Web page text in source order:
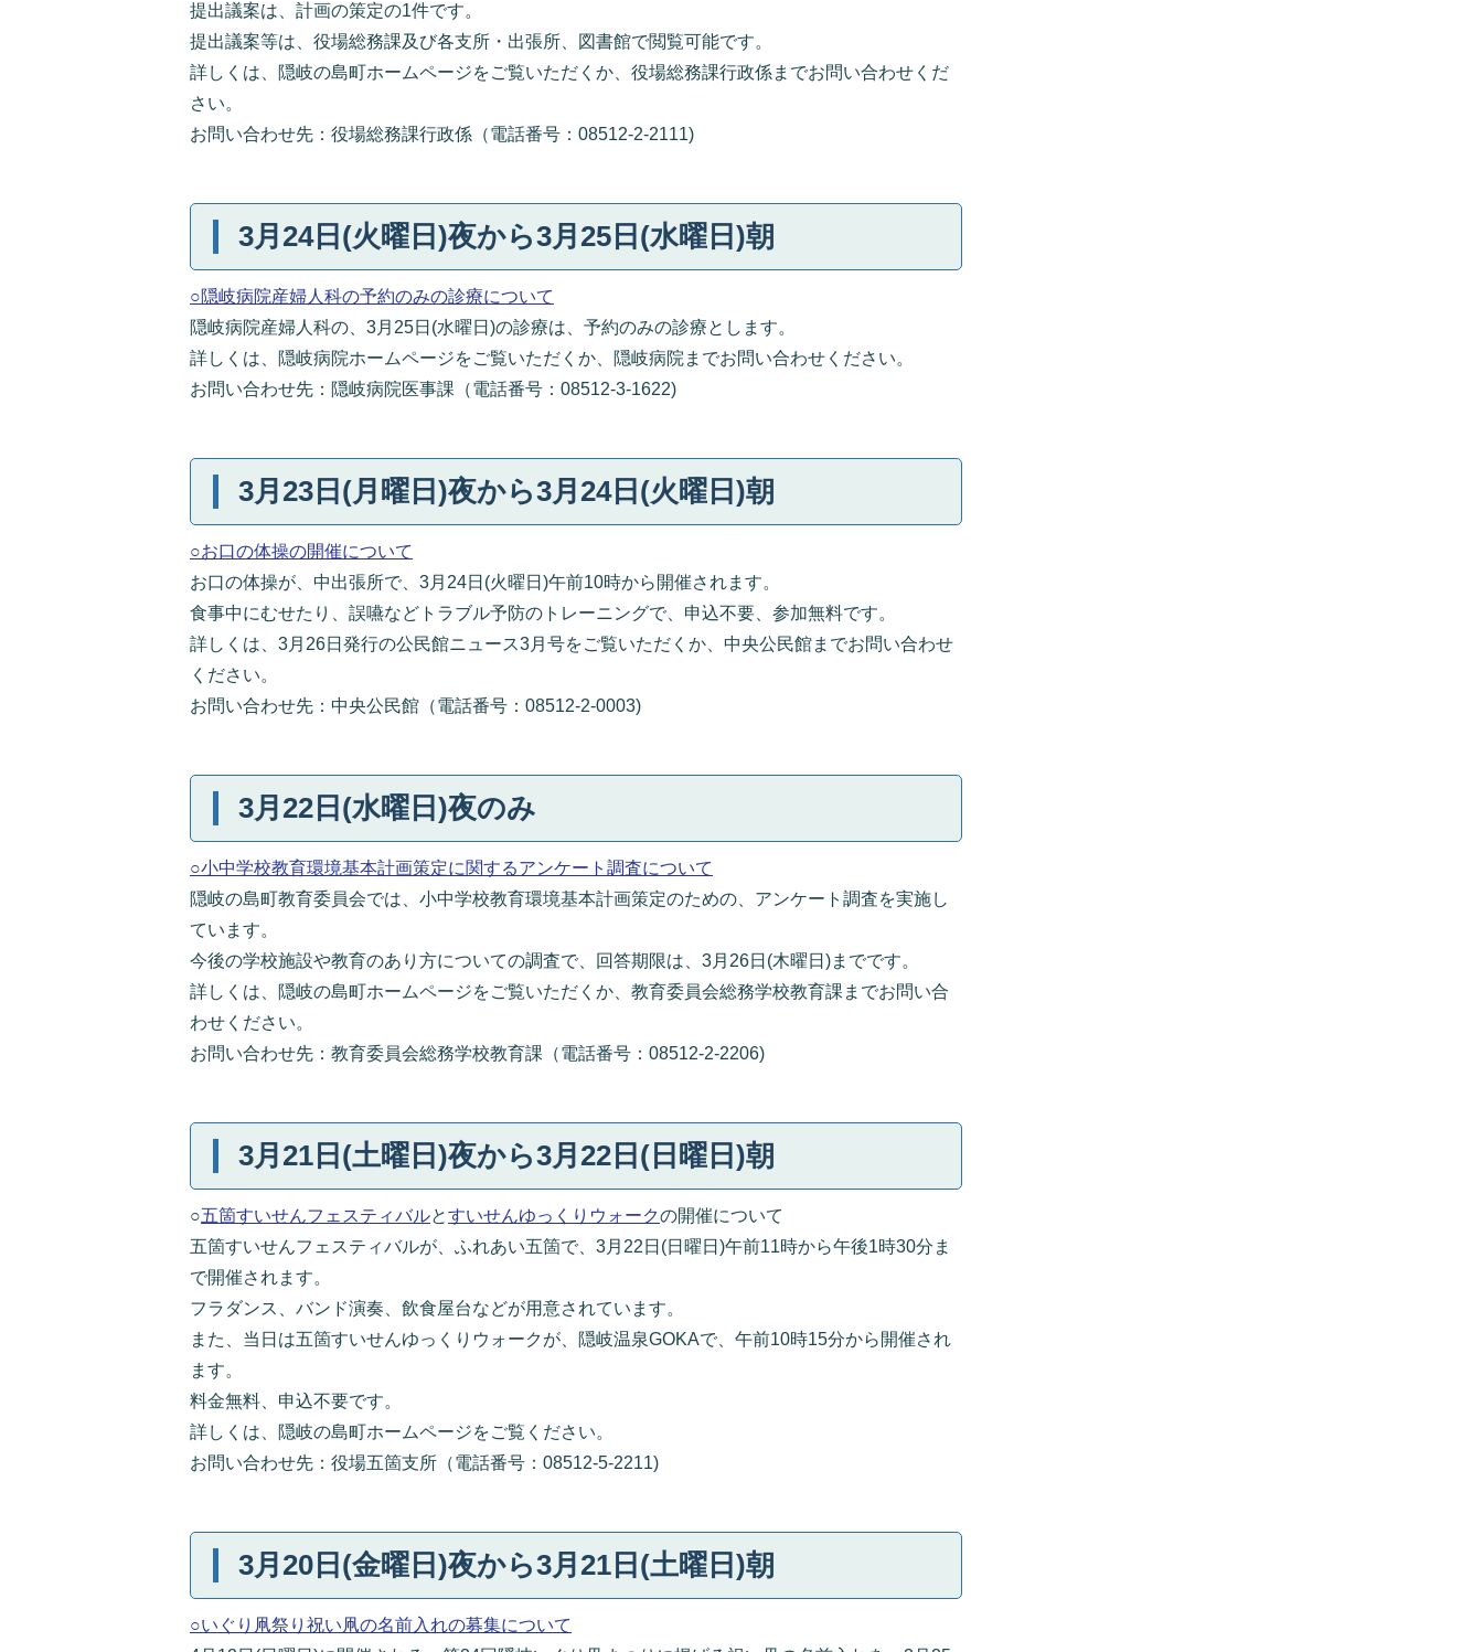
提出議案は、計画の策定の1件です。
提出議案等は、役場総務課及び各支所・出張所、図書館で閲覧可能です。
詳しくは、隠岐の島町ホームページをご覧いただくか、役場総務課行政係までお問い合わせくだ
さい。
お問い合わせ先：役場総務課行政係（電話番号：08512-2-2111)
3月24日(火曜日)夜から3月25日(水曜日)朝
○隠岐病院産婦人科の予約のみの診療について
隠岐病院産婦人科の、3月25日(水曜日)の診療は、予約のみの診療とします。
詳しくは、隠岐病院ホームページをご覧いただくか、隠岐病院までお問い合わせください。
お問い合わせ先：隠岐病院医事課（電話番号：08512-3-1622)
3月23日(月曜日)夜から3月24日(火曜日)朝
○お口の体操の開催について
お口の体操が、中出張所で、3月24日(火曜日)午前10時から開催されます。
食事中にむせたり、誤嚥などトラブル予防のトレーニングで、申込不要、参加無料です。
詳しくは、3月26日発行の公民館ニュース3月号をご覧いただくか、中央公民館までお問い合わせ
ください。
お問い合わせ先：中央公民館（電話番号：08512-2-0003)
3月22日(水曜日)夜のみ
○小中学校教育環境基本計画策定に関するアンケート調査について
隠岐の島町教育委員会では、小中学校教育環境基本計画策定のための、アンケート調査を実施し
ています。
今後の学校施設や教育のあり方についての調査で、回答期限は、3月26日(木曜日)までです。
詳しくは、隠岐の島町ホームページをご覧いただくか、教育委員会総務学校教育課までお問い合
わせください。
お問い合わせ先：教育委員会総務学校教育課（電話番号：08512-2-2206)
3月21日(土曜日)夜から3月22日(日曜日)朝
○五箇すいせんフェスティバルとすいせんゆっくりウォークの開催について
五箇すいせんフェスティバルが、ふれあい五箇で、3月22日(日曜日)午前11時から午後1時30分ま
で開催されます。
フラダンス、バンド演奏、飲食屋台などが用意されています。
また、当日は五箇すいせんゆっくりウォークが、隠岐温泉GOKAで、午前10時15分から開催され
ます。
料金無料、申込不要です。
詳しくは、隠岐の島町ホームページをご覧ください。
お問い合わせ先：役場五箇支所（電話番号：08512-5-2211)
3月20日(金曜日)夜から3月21日(土曜日)朝
○いぐり凧祭り祝い凧の名前入れの募集について